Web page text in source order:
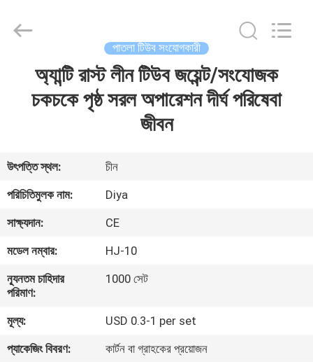
আমাদের
সম্পর্কে
কারখানা
ভ্রমণ
নিয়ন্ত্রণ
পাতলা টিউব সংযোগকারী
অ্যান্টি রাস্ট লীন টিউব জয়েন্ট/সংযোজক
চকচকে পৃষ্ঠ সরল অপারেশন দীর্ঘ পরিষেবা
জীবন
উৎপত্তি স্থল:
চীন
পরিচিতিমুলক নাম:
Diya
সাক্ষ্যদান:
CE
মডেল নম্বার:
HJ-10
ন্যূনতম চাহিদার
পরিমাণ:
1000 সেট
মূল্য:
USD 0.3-1 per set
প্যাকেজিং বিবরণ:
কার্টন বা গ্রাহকের প্রয়োজন